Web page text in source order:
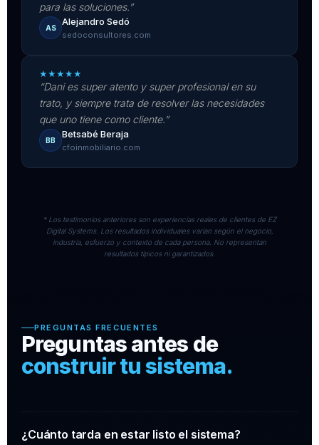
para las soluciones.”
AS
Alejandro Sedó
sedoconsultores.com
★ ★ ★ ★ ★
“Dani es super atento y super profesional en su
trato, y siempre trata de resolver las necesidades
que uno tiene como cliente.”
BB
Betsabé Beraja
cfoinmobiliario.com
* Los testimonios anteriores son experiencias reales de clientes de EZ
Digital Systems. Los resultados individuales varían según el negocio,
industria, esfuerzo y contexto de cada persona. No representan
resultados típicos ni garantizados.
PREGUNTAS FRECUENTES
Preguntas antes de
construir tu sistema.
¿Cuánto tarda en estar listo el sistema?